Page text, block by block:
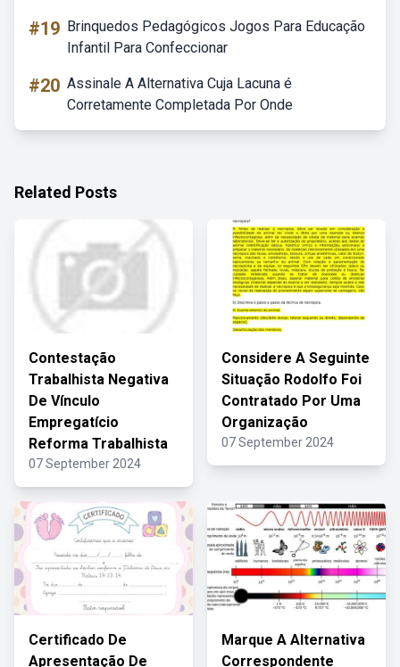
#19 Brinquedos Pedagógicos Jogos Para Educação
Infantil Para Confeccionar
#20 Assinale A Alternativa Cuja Lacuna é
Corretamente Completada Por Onde
Related Posts
Contestação
Trabalhista Negativa
De Vínculo
Empregatício
Reforma Trabalhista
07 September 2024
Considere A Seguinte
Situação Rodolfo Foi
Contratado Por Uma
Organização
07 September 2024
Certificado De
Apresentação De
Marque A Alternativa
Correspondente